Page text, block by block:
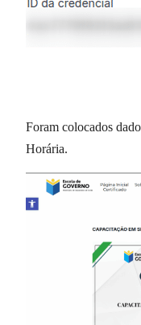
Foram colocados
Horária.